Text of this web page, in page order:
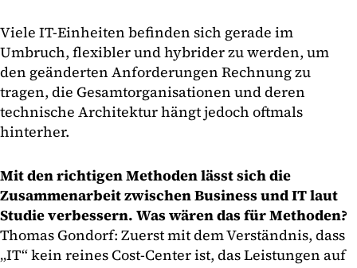
Viele IT-Einheiten befinden sich gerade im
Umbruch, flexibler und hybrider zu werden, um
den geänderten Anforderungen Rechnung zu
tragen, die Gesamtorganisationen und deren
technische Architektur hängt jedoch oftmals
hinterher.
Mit den richtigen Methoden lässt sich die
Zusammenarbeit zwischen Business und IT laut
Studie verbessern. Was wären das für Methoden?
Thomas Gondorf: Zuerst mit dem Verständnis, dass
„IT“ kein reines Cost-Center ist, das Leistungen auf